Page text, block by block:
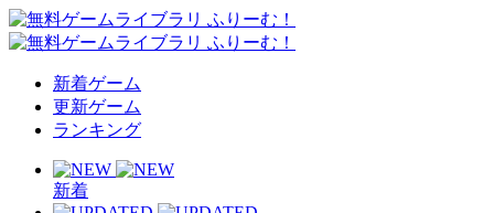
新着ゲーム
更新ゲーム
ランキング
新着